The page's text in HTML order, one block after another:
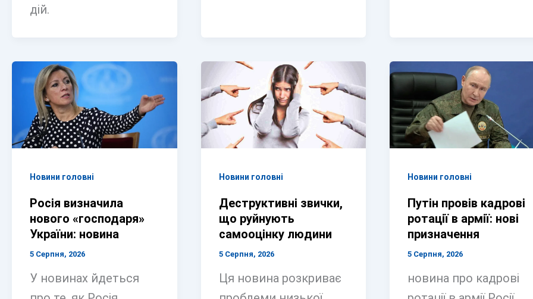
дій.
Новини головні
Росія визначила
нового «господаря»
України: новина
5 Серпня, 2026
У новинах йдеться
Новини головні
Деструктивні звички,
що руйнують
самооцінку людини
5 Серпня, 2026
Ця новина розкриває
Новини головні
Путін провів кадрові
ротації в армії: нові
призначення
5 Серпня, 2026
новина про кадрові